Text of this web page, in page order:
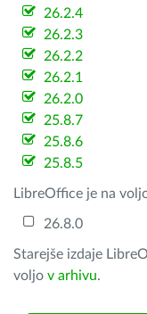
26.2.4
26.2.3
26.2.2
26.2.1
26.2.0
25.8.7
25.8.6
25.8.5
LibreOffice je na
26.8.0
Starejše izdaje
voljo v arhivu.